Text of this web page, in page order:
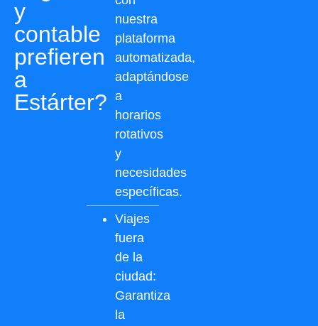
y
contable
prefieren
a
Estárter?
nuestra
plataforma
automatizada,
adaptándose
a
horarios
rotativos
y
necesidades
específicas.
Viajes
fuera
de la
ciudad:
Garantiza
la